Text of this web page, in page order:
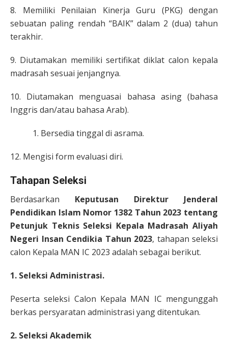
8. Memiliki Penilaian Kinerja Guru (PKG) dengan
sebuatan paling rendah “BAIK” dalam 2 (dua) tahun
terakhir.
9. Diutamakan memiliki sertifikat diklat calon kepala
madrasah sesuai jenjangnya.
10. Diutamakan menguasai bahasa asing (bahasa
Inggris dan/atau bahasa Arab).
Bersedia tinggal di asrama.
12. Mengisi form evaluasi diri.
Tahapan Seleksi
Berdasarkan Keputusan Direktur Jenderal
Pendidikan Islam Nomor 1382 Tahun 2023 tentang
Petunjuk Teknis Seleksi Kepala Madrasah Aliyah
Negeri Insan Cendikia Tahun 2023, tahapan seleksi
calon Kepala MAN IC 2023 adalah sebagai berikut.
1. Seleksi Administrasi.
Peserta seleksi Calon Kepala MAN IC mengunggah
berkas persyaratan administrasi yang ditentukan.
2. Seleksi Akademik